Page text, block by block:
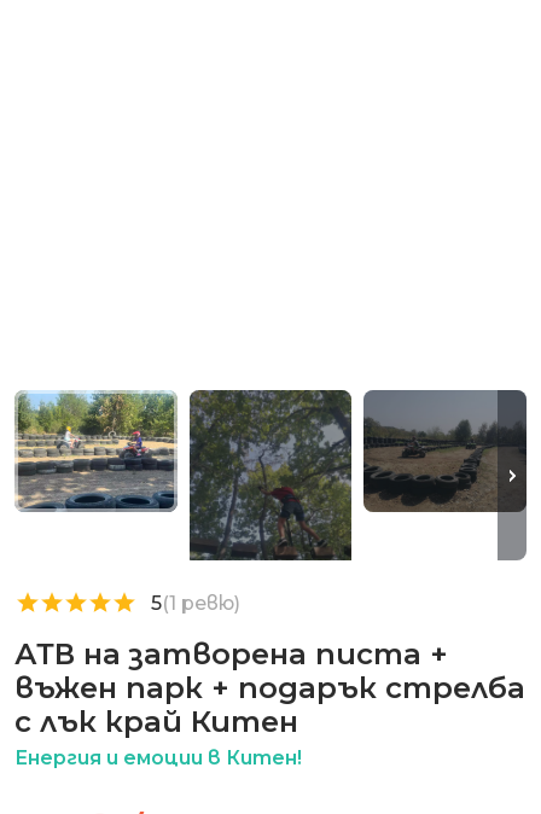
5(1 ревю)
АТВ на затворена писта +
въжен парк + подарък стрелба
с лък край Китен
Енергия и емоции в Китен!